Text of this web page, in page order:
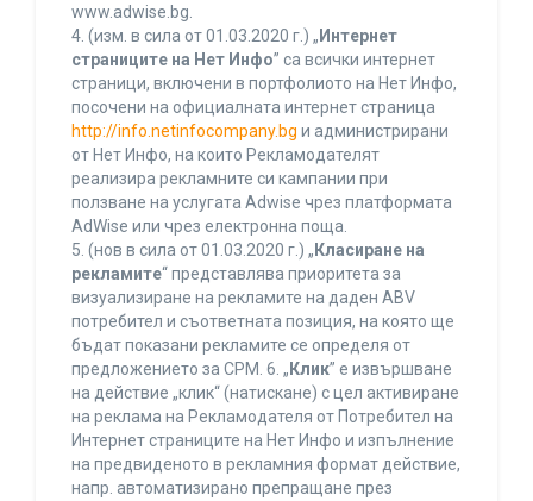
www.adwise.bg.
4. (изм. в сила от 01.03.2020 г.) „ Интернет
страниците на Нет Инфо” са всички интернет
страници, включени в портфолиото на Нет Инфо,
посочени на официалната интернет страница
http://info.netinfocompany.bg и администрирани
от Нет Инфо, на които Рекламодателят
реализира рекламните си кампании при
ползване на услугата Adwise чрез платформата
AdWise или чрез електронна поща.
5. (нов в сила от 01.03.2020 г.) „ Класиране на
рекламите“ представлява приоритета за
визуализиране на рекламите на даден ABV
потребител и съответната позиция, на която ще
бъдат показани рекламите се определя от
предложението за CPM. 6. „ Клик” е извършване
на действие „клик“ (натискане) с цел активиране
на реклама на Рекламодателя от Потребител на
Интернет страниците на Нет Инфо и изпълнение
на предвиденото в рекламния формат действие,
напр. автоматизирано препращане през